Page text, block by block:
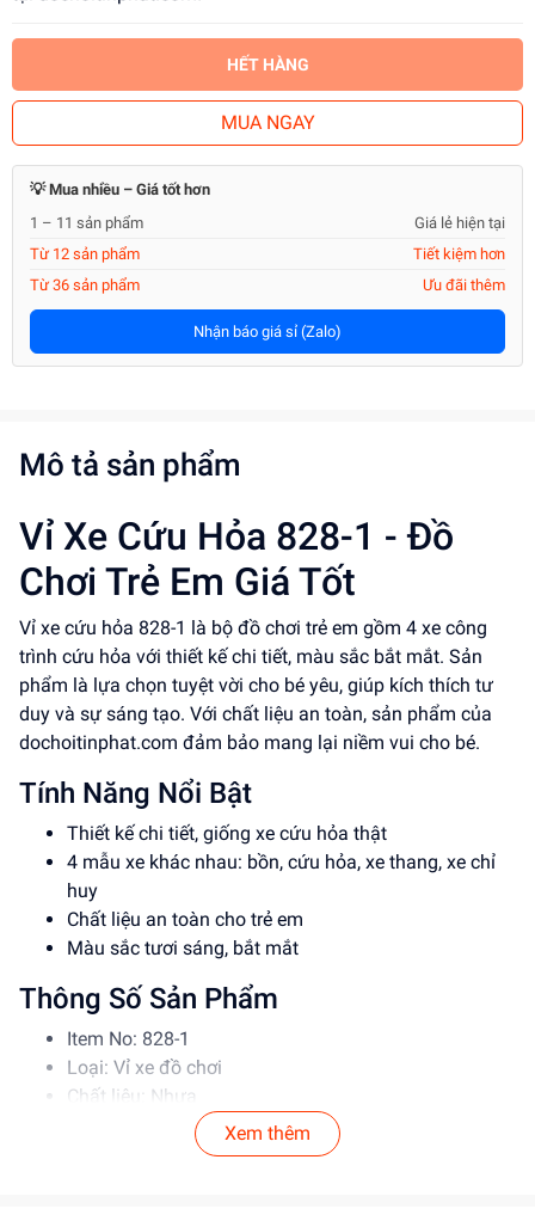
HẾT HÀNG
MUA NGAY
💡 Mua nhiều – Giá tốt hơn
1 – 11 sản phẩm
Giá lẻ hiện tại
Từ 12 sản phẩm
Tiết kiệm hơn
Từ 36 sản phẩm
Ưu đãi thêm
Nhận báo giá sỉ (Zalo)
Mô tả sản phẩm
Vỉ Xe Cứu Hỏa 828-1 - Đồ
Chơi Trẻ Em Giá Tốt
Vỉ xe cứu hỏa 828-1 là bộ đồ chơi trẻ em gồm 4 xe công
trình cứu hỏa với thiết kế chi tiết, màu sắc bắt mắt. Sản
phẩm là lựa chọn tuyệt vời cho bé yêu, giúp kích thích tư
duy và sự sáng tạo. Với chất liệu an toàn, sản phẩm của
dochoitinphat.com đảm bảo mang lại niềm vui cho bé.
Tính Năng Nổi Bật
Thiết kế chi tiết, giống xe cứu hỏa thật
4 mẫu xe khác nhau: bồn, cứu hỏa, xe thang, xe chỉ
huy
Chất liệu an toàn cho trẻ em
Màu sắc tươi sáng, bắt mắt
Thông Số Sản Phẩm
Item No: 828-1
Loại: Vỉ xe đồ chơi
Chất liệu: Nhựa
Độ tuổi phù hợp: Trên 3 tuổi
Xem thêm